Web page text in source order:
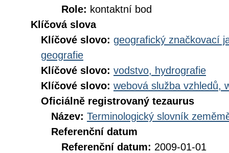
Role: kontaktní bod
Klíčová slova
Klíčové slovo: geografický značkovací
geografie
Klíčové slovo: vodstvo, hydrografie
Klíčové slovo: webová služba vzhledů,
Oficiálně registrovaný tezaurus
Název: Terminologický slovník
Referenční datum
Referenční datum: 2009-01-01